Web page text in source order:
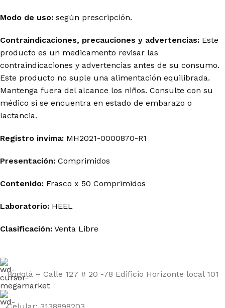
Modo de uso: según prescripción.
Contraindicaciones, precauciones y advertencias: Este
producto es un medicamento revisar las
contraindicaciones y advertencias antes de su consumo.
Este producto no suple una alimentación equilibrada.
Mantenga fuera del alcance los niños. Consulte con su
médico si se encuentra en estado de embarazo o
lactancia.
Registro invima: MH2021-0000870-R1
Presentación: Comprimidos
Contenido: Frasco x 50 Comprimidos
Laboratorio: HEEL
Clasificación: Venta Libre
Bogotá – Calle 127 # 20 -78 Edificio Horizonte local 101
Celular: 3138898203